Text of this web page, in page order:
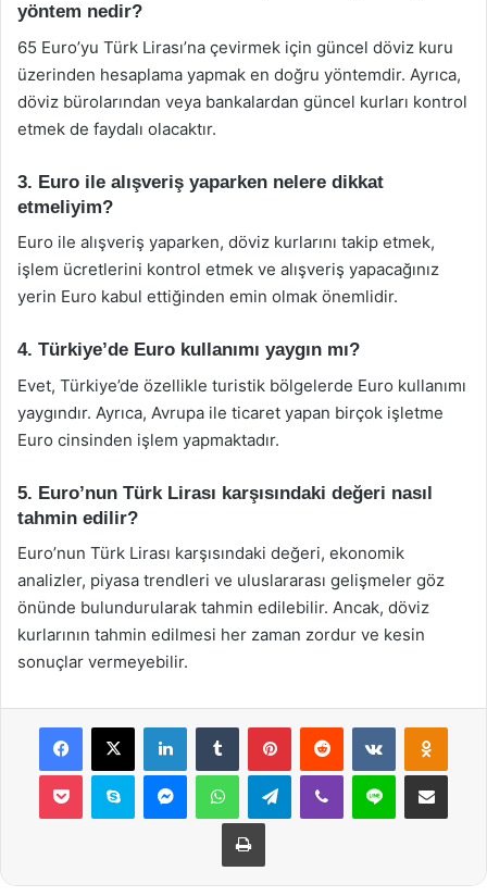
yöntem nedir?
65 Euro’yu Türk Lirası’na çevirmek için güncel döviz kuru
üzerinden hesaplama yapmak en doğru yöntemdir. Ayrıca,
döviz bürolarından veya bankalardan güncel kurları kontrol
etmek de faydalı olacaktır.
3. Euro ile alışveriş yaparken nelere dikkat
etmeliyim?
Euro ile alışveriş yaparken, döviz kurlarını takip etmek,
işlem ücretlerini kontrol etmek ve alışveriş yapacağınız
yerin Euro kabul ettiğinden emin olmak önemlidir.
4. Türkiye’de Euro kullanımı yaygın mı?
Evet, Türkiye’de özellikle turistik bölgelerde Euro kullanımı
yaygındır. Ayrıca, Avrupa ile ticaret yapan birçok işletme
Euro cinsinden işlem yapmaktadır.
5. Euro’nun Türk Lirası karşısındaki değeri nasıl
tahmin edilir?
Euro’nun Türk Lirası karşısındaki değeri, ekonomik
analizler, piyasa trendleri ve uluslararası gelişmeler göz
önünde bulundurularak tahmin edilebilir. Ancak, döviz
kurlarının tahmin edilmesi her zaman zordur ve kesin
sonuçlar vermeyebilir.
Facebook
X LinkedInTumblr PinterestReddit VKontakte
Pocket Skype MessengerWhatsAppTelegramViber Line E-Posta ile
Yazdır